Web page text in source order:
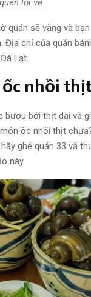
lối về
quán sẽ vắng và
Địa chỉ của quán
Lạt.
ốc nhồi
bươu bởi thịt dai và
ốc nhồi thịt
ghé quán 33 và
này.